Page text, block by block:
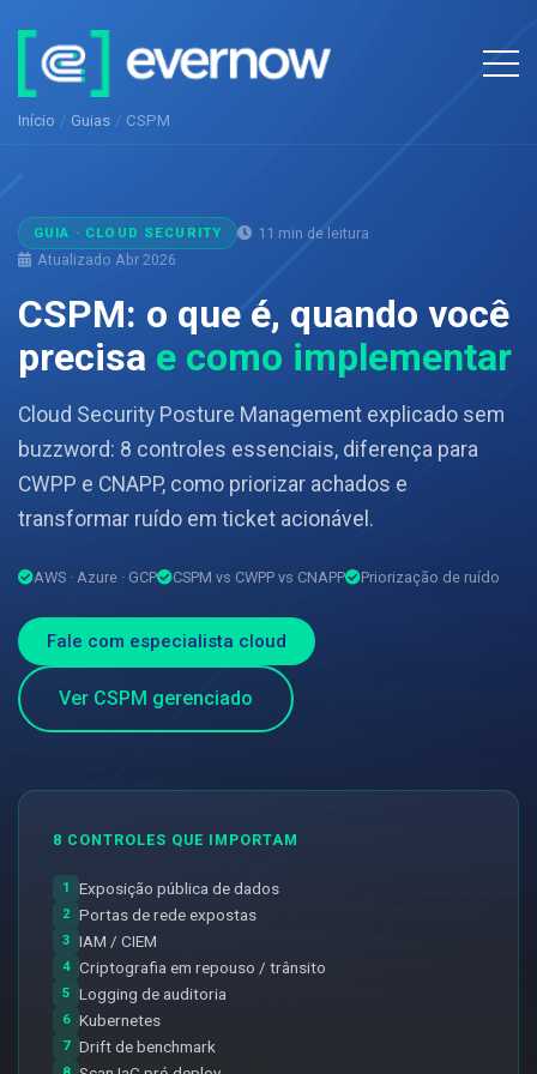
Início / Guias / CSPM
GUIA · CLOUD SECURITY
11 min de leitura
Atualizado Abr 2026
CSPM: o que é, quando você
precisa e como implementar
Cloud Security Posture Management explicado sem
buzzword: 8 controles essenciais, diferença para
CWPP e CNAPP, como priorizar achados e
transformar ruído em ticket acionável.
AWS · Azure · GCP CSPM vs CWPP vs CNAPP Priorização de ruído
Fale com especialista cloud
Ver CSPM gerenciado
8 CONTROLES QUE IMPORTAM
1 Exposição pública de dados
2 Portas de rede expostas
3 IAM / CIEM
4 Criptografia em repouso / trânsito
5 Logging de auditoria
6 Kubernetes
7 Drift de benchmark